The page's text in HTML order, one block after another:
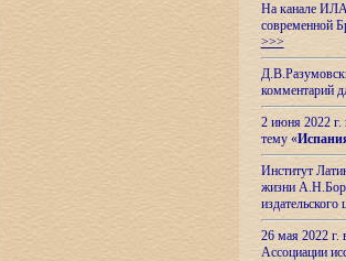
На канале ИЛА
современной
>>>
комментарий
2 июня 2022 г.
тему «
Институт
жизни
26 мая 2022
Ассоциации